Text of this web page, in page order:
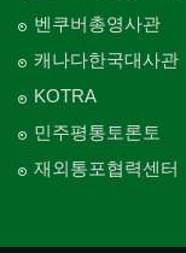
벤쿠버총영사관
캐나다한국대사관
KOTRA
민주평통토론토
재외통포협력센터